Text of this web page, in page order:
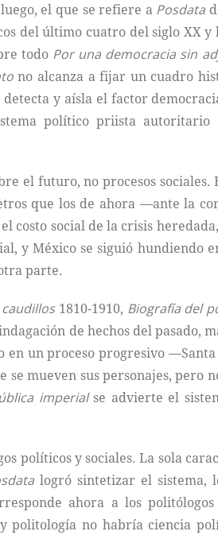
el que se refiere a Posdata
del último cuatro del siglo XX y
todo Por una democracia sin
no alcanza a fijar un cuadro
y aísla el factor
político priista
el futuro, no procesos sociales.
que los de ahora —ante la
costo social de la crisis
y México se siguió hundiendo
parte.
1810-1910, Biografía del
de hechos del pasado,
un proceso progresivo —Santa
mueven sus personajes, pero
imperialse advierte el
políticos y sociales. La sola
logró sintetizar el sistema,
ahora a los
politología no habría ciencia